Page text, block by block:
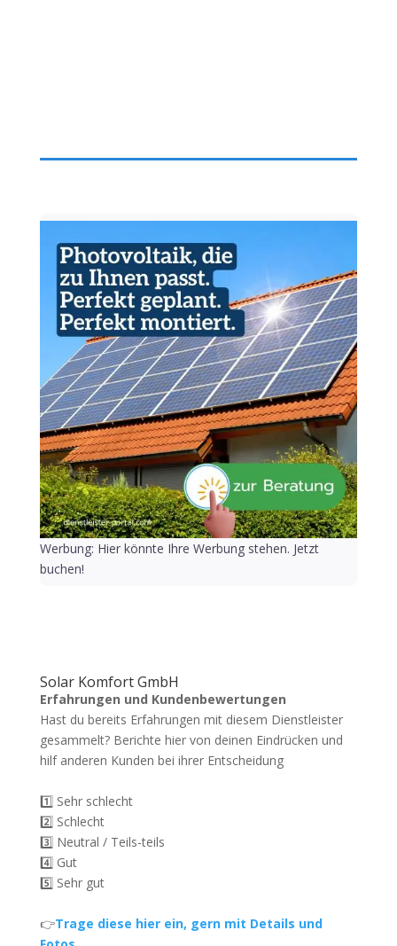
Werbung: Hier könnte Ihre Werbung stehen. Jetzt
buchen!
Solar Komfort GmbH
Erfahrungen und Kundenbewertungen
Hast du bereits Erfahrungen mit diesem Dienstleister
gesammelt? Berichte hier von deinen Eindrücken und
hilf anderen Kunden bei ihrer Entscheidung
1️⃣ Sehr schlecht
2️⃣ Schlecht
3️⃣ Neutral / Teils-teils
4️⃣ Gut
5️⃣ Sehr gut
👉Trage diese hier ein, gern mit Details und